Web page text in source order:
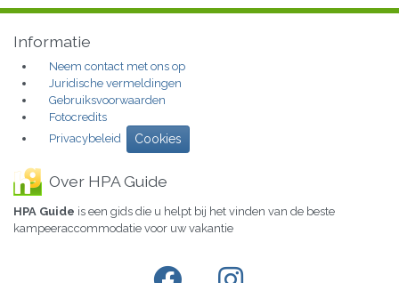
Informatie
Neem contact met ons op
Juridische vermeldingen
Gebruiksvoorwaarden
Fotocredits
Privacybeleid
Cookies
Over HPA Guide
HPA Guide is een gids die u helpt bij het vinden van de beste
kampeeraccommodatie voor uw vakantie